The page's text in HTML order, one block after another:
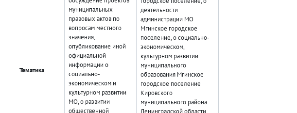
Тематика
муниципальных
правовых актов по
вопросам местного
значения,
опубликование иной
официальной
информации о
социально-
экономическом и
культурном развитии
МО, о развитии
общественной
деятельности
администрации МО
Мгинское городское
поселение, о социально-
экономическом,
культурном развитии
муниципального
образования Мгинское
городское поселение
Кировского
муниципального района
Ленинградской области,